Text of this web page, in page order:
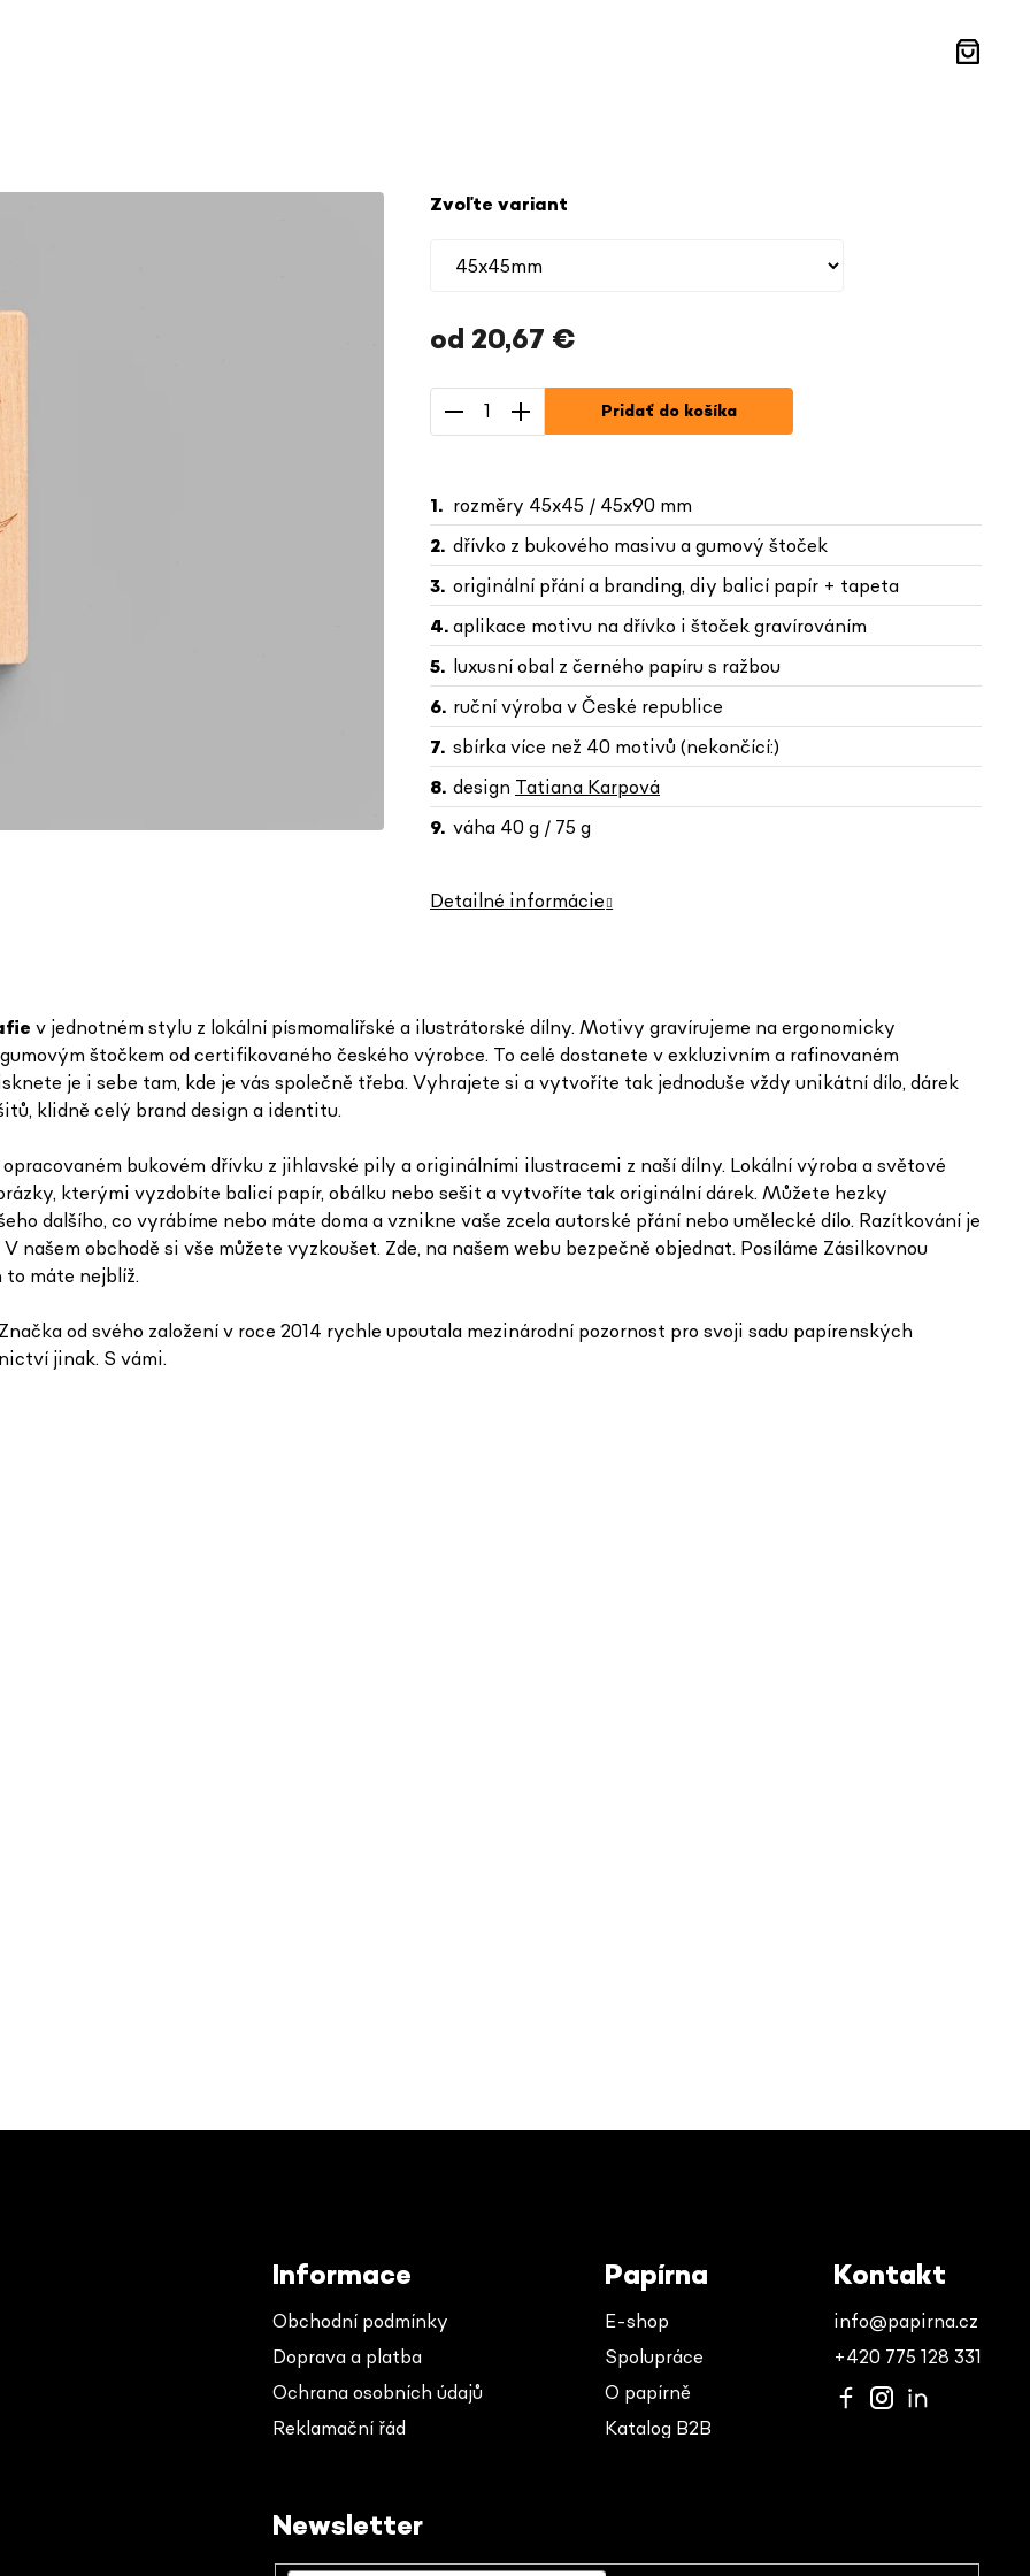
od 20,67 €
cena:
Zvoľte variant
Pridať do košíka
rozměry 45x45 / 45x90 mm
dřívko z bukového masivu a gumový štoček
originální přání a branding, diy balicí papír + tapeta
aplikace motivu na dřívko i štoček gravírováním
luxusní obal z černého papíru s ražbou
ruční výroba v České republice
sbírka více než 40 motivů (nekončící:)
design Tatiana Karpová
váha 40 g / 75 g
Detailné informácie
v jednotném stylu z lokální písmomalířské a ilustrátorské dílny. Motivy gravírujeme na ergonomicky
štočkem od certifikovaného českého výrobce. To celé dostanete v exkluzivním a rafinovaném
je i sebe tam, kde je vás společně třeba. Vyhrajete si a vytvoříte tak jednoduše vždy unikátní dílo, dárek
klidně celý brand design a identitu.
bukovém dřívku z jihlavské pily a originálními ilustracemi z naší dílny. Lokální výroba a světové
kterými vyzdobíte balicí papír, obálku nebo sešit a vytvoříte tak originální dárek. Můžete hezky
dalšího, co vyrábíme nebo máte doma a vznikne vaše zcela autorské přání nebo umělecké dílo. Razítkování je
obchodě si vše můžete vyzkoušet. Zde, na našem webu bezpečně objednat. Posíláme Zásilkovnou
to máte nejblíž.
od svého založení v roce 2014 rychle upoutala mezinárodní pozornost pro svoji sadu papírenských
jinak. S vámi.
Informace
Obchodní podmínky
Doprava a platba
Ochrana osobních údajů
Reklamační řád
Papírna
E-shop
Spolupráce
O papírně
Katalog B2B
Kontakt
info@papirna.cz
+420 775 128 331
Newsletter